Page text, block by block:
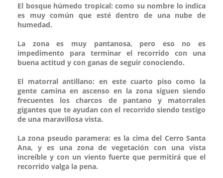
El bosque húmedo tropical: como su nombre lo indica
es muy común que esté dentro de una nube de
humedad.
La zona es muy pantanosa, pero eso no es
impedimento para terminar el recorrido con una
buena actitud y con ganas de seguir conociendo.
El matorral antillano: en este cuarto piso como la
gente camina en ascenso en la zona siguen siendo
frecuentes los charcos de pantano y matorrales
gigantes que te ayudan con el recorrido siendo testigo
de una maravillosa vista.
La zona pseudo paramera: es la cima del Cerro Santa
Ana, y es una zona de vegetación con una vista
increíble y con un viento fuerte que permitirá que el
recorrido valga la pena.